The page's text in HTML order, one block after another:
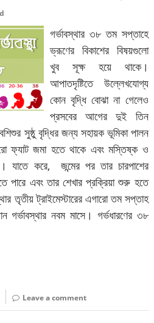
গর্ভাবস্থার ৩৮ তম সপ্তাহে
ভ্রূণের বিকাশের বিষয়গুলো
খুব সূক্ষ হয়ে থাকে।
আপাতদৃষ্টিতে উল্লেখযোগ্য
কোন বৃদ্ধি বোঝা না গেলেও
প্রসবের আগের দুই তিন
সুষ্ঠু বৃদ্ধির জন্য সহায়ক ভূমিকা পালন
ফ্যাট জমা হতে থাকে এবং মস্তিষ্ক ও
যাতে করে, জন্মের পর তার চারপাশের
পারে এবং তার শেখার প্রক্রিয়া শুরু হতে
তৃতীয় ট্রাইমেস্টারের এগারো তম সপ্তাহ
গর্ভাবস্থার নবম মাসে। গর্ভধারণের ৩৮
Leave a comment